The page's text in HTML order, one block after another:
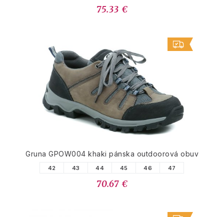
75.33 €
Gruna GPOW004 khaki pánska outdoorová obuv
42 43 44 45 46 47
70.67 €